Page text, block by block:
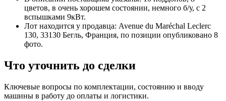
цветов, в очень хорошем состоянии, немного б/у, с 2
вспышками 9кВт.
Лот находится у продавца: Avenue du Maréchal Leclerc
130, 33130 Бегль, Франция, по позиции опубликовано 8
фото.
Что уточнить до сделки
Ключевые вопросы по комплектации, состоянию и вводу
машины в работу до оплаты и логистики.